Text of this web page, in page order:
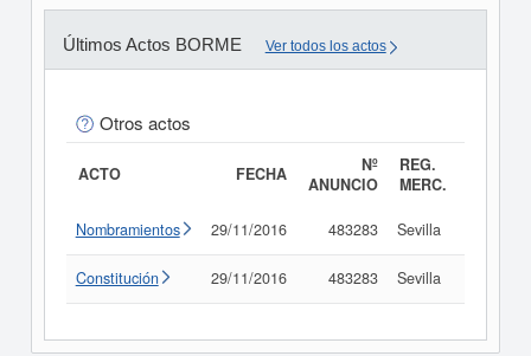
Últimos Actos BORME Ver todos los actos
Otros actos
ACTO FECHA
Nº
ANUNCIO
REG.
MERC.
Nombramientos 29/11/2016 483283 Sevilla
Constitución 29/11/2016 483283 Sevilla